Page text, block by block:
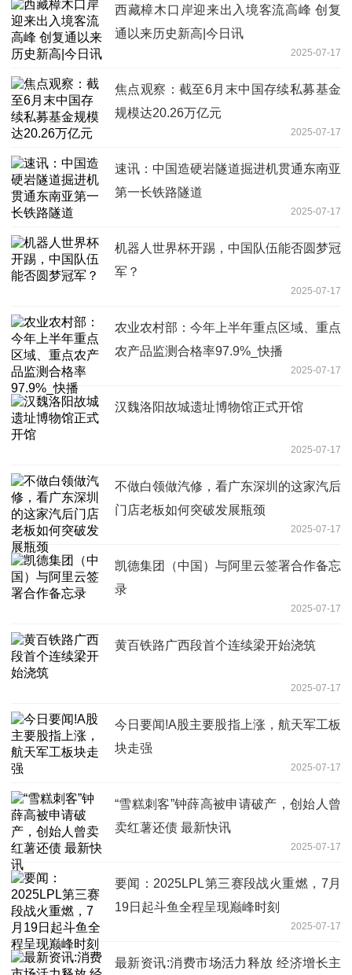
西藏樟木口岸迎来出入境客流高峰 创复
通以来历史新高|今日讯
2025-07-17
焦点观察：截至6月末中国存续私募基金
规模达20.26万亿元
2025-07-17
速讯：中国造硬岩隧道掘进机贯通东南亚
第一长铁路隧道
2025-07-17
机器人世界杯开踢，中国队伍能否圆梦冠
军？
2025-07-17
农业农村部：今年上半年重点区域、重点
农产品监测合格率97.9%_快播
2025-07-17
汉魏洛阳故城遗址博物馆正式开馆
2025-07-17
不做白领做汽修，看广东深圳的这家汽后
门店老板如何突破发展瓶颈
2025-07-17
凯德集团（中国）与阿里云签署合作备忘
录
2025-07-17
黄百铁路广西段首个连续梁开始浇筑
2025-07-17
今日要闻!A股主要股指上涨，航天军工板
块走强
2025-07-17
“雪糕刺客”钟薛高被申请破产，创始人曾
卖红薯还债 最新快讯
2025-07-17
要闻：2025LPL第三赛段战火重燃，7月
19日起斗鱼全程呈现巅峰时刻
2025-07-17
最新资讯:消费市场活力释放 经济增长主